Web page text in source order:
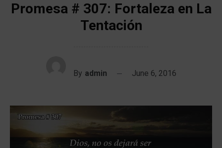
Promesa # 307: Fortaleza en La
Tentación
By admin June 6, 2016